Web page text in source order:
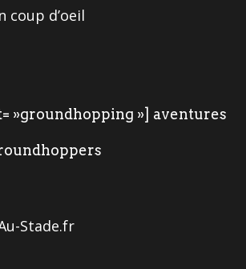
coup d’oeil
»groundhopping »] aventures
Stade.fr